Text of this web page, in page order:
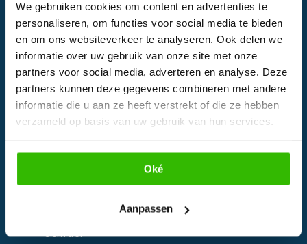
We gebruiken cookies om content en advertenties te
personaliseren, om functies voor social media te bieden
en om ons websiteverkeer te analyseren. Ook delen we
informatie over uw gebruik van onze site met onze
partners voor social media, adverteren en analyse. Deze
partners kunnen deze gegevens combineren met andere
informatie die u aan ze heeft verstrekt of die ze hebben
verzameld op basis van uw gebruik van hun services.
Oké
Aanpassen
EVENTS
Kalender
Bedrijven
Impressie